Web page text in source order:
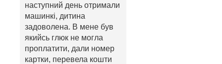
наступний день отримали
машинкі, дитина
задоволена. В мене був
якийсь глюк не могла
проплатити, дали номер
картки, перевела кошти